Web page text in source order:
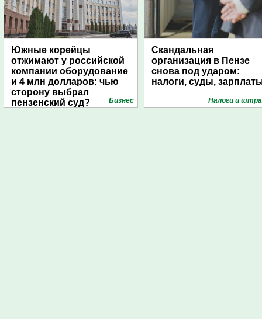
Южные корейцы
отжимают у российской
компании оборудование
и 4 млн долларов: чью
сторону выбрал
пензенский суд?
Бизнес
Скандальная
организация в Пензе
снова под ударом:
налоги, суды,
Налоги и